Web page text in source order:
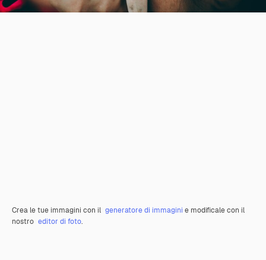
Crea le tue immagini con il generatore di immagini e modificale con il
nostro editor di foto.